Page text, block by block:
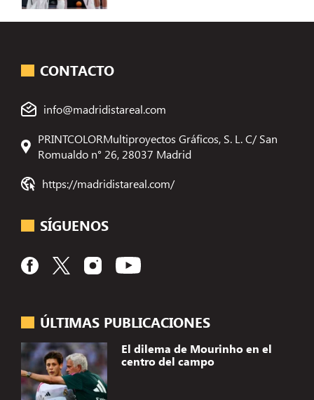
ÚLTIMAS PUBLICACIONES
El dilema de Mourinho en el
centro del campo
CONTACTO
info@madridistareal.com
PRINTCOLORMultiproyectos Gráficos, S. L. C/ San
Romualdo n° 26, 28037 Madrid
https://madridistareal.com/
SÍGUENOS